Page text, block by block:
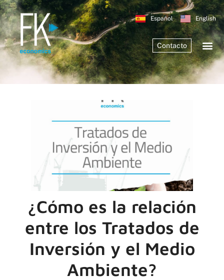
Español English
Contacto
¿Cómo es la relación
entre los Tratados de
Inversión y el Medio
Ambiente?